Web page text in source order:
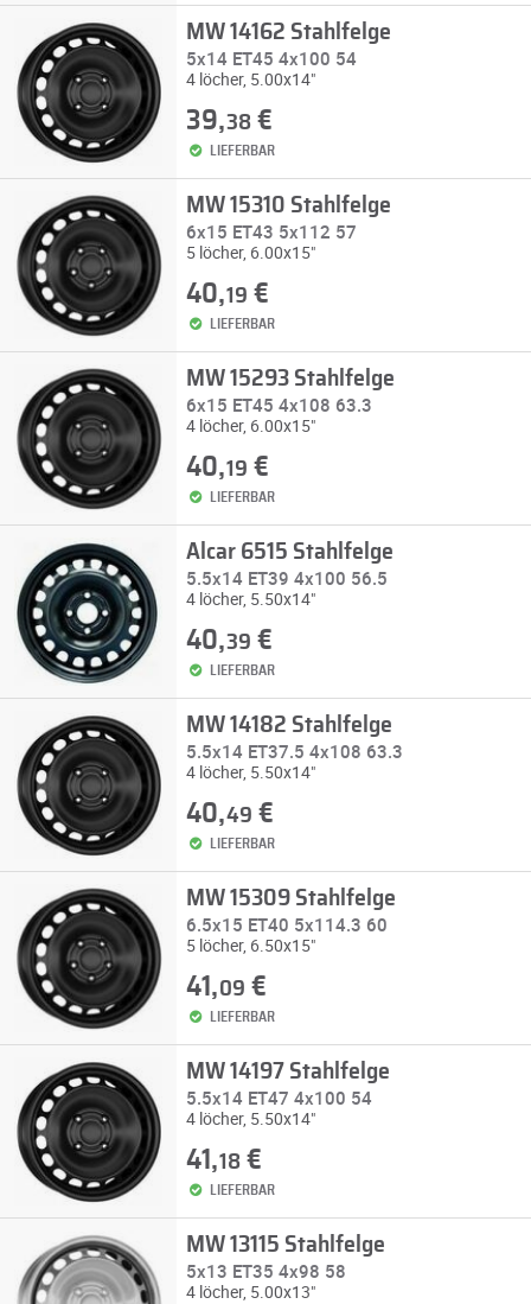
MW 14162 Stahlfelge
5x14 ET45 4x100 54
4 löcher, 5.00x14"
39,38€
LIEFERBAR
MW 15310 Stahlfelge
6x15 ET43 5x112 57
5 löcher, 6.00x15"
40,19 €
LIEFERBAR
MW 15293 Stahlfelge
6x15 ET45 4x108 63.3
4 löcher, 6.00x15"
40,19 €
LIEFERBAR
Alcar 6515 Stahlfelge
5.5x14 ET39 4x100 56.5
4 löcher, 5.50x14"
40,39 €
LIEFERBAR
MW 14182 Stahlfelge
5.5x14 ET37.5 4x108 63.3
4 löcher, 5.50x14"
40,49 €
LIEFERBAR
MW 15309 Stahlfelge
6.5x15 ET40 5x114.3 60
5 löcher, 6.50x15"
41,09 €
LIEFERBAR
MW 14197 Stahlfelge
5.5x14 ET47 4x100 54
4 löcher, 5.50x14"
41,18€
LIEFERBAR
MW 13115 Stahlfelge
5x13 ET35 4x98 58
4 löcher, 5.00x13"